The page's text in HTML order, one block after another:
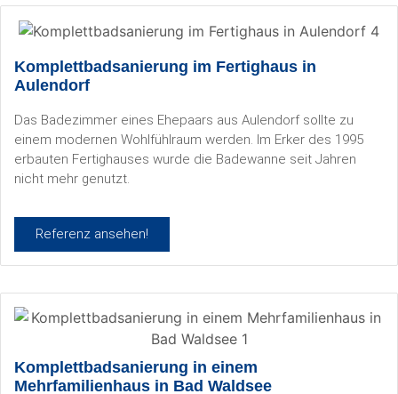
Komplettbadsanierung im Fertighaus in
Aulendorf
Das Badezimmer eines Ehepaars aus Aulendorf sollte zu
einem modernen Wohlfühlraum werden. Im Erker des 1995
erbauten Fertighauses wurde die Badewanne seit Jahren
nicht mehr genutzt.
Referenz ansehen!
Komplettbadsanierung in einem
Mehrfamilienhaus in Bad Waldsee